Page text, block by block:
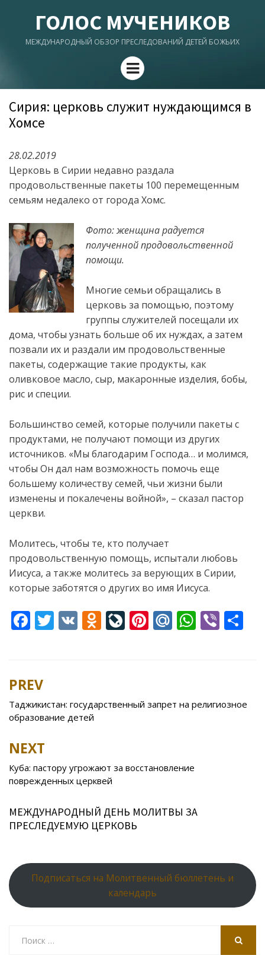
ГОЛОС МУЧЕНИКОВ
МЕЖДУНАРОДНЫЙ ОБЗОР ПРЕСЛЕДОВАНИЙ ДЕТЕЙ БОЖЬИХ
Menu
Сирия: церковь служит нуждающимся в
Хомсе
28.02.2019
Церковь в Сирии недавно раздала
продовольственные пакеты 100 перемещенным
семьям недалеко от города Хомс.
Фото: женщина радуется
полученной продовольственной
помощи.
Многие семьи обращались в
церковь за помощью, поэтому
группы служителей посещали их
дома, чтобы узнать больше об их нуждах, а затем
позвали их и раздали им продовольственные
пакеты, содержащие такие продукты, как
оливковое масло, сыр, макаронные изделия, бобы,
рис и специи.
Большинство семей, которые получили пакеты с
продуктами, не получают помощи из других
источников. «Мы благодарим Господа… и молимся,
чтобы Он дал нам возможность помочь еще
большему количеству семей, чьи жизни были
изменены и покалечены войной», – сказал пастор
церкви.
Молитесь, чтобы те, кто получает
продовольственную помощь, испытали любовь
Иисуса, а также молитесь за верующих в Сирии,
которые заботятся о других во имя Иисуса.
F
b
o
o
T V O
kl
as
ki
Li
u
r
Pi
st
M
u
W
A
p
Vi
Post
navigation
PREV
Таджикистан: государственный запрет на религиозное
образование детей
NEXT
Куба: пастору угрожают за восстановление
поврежденных церквей
МЕЖДУНАРОДНЫЙ ДЕНЬ МОЛИТВЫ ЗА
ПРЕСЛЕДУЕМУЮ ЦЕРКОВЬ
Подписаться на Молитвенный бюллетень и
календарь